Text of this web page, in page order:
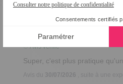
Avis vérifié
Super, c'est plus pratique
30/07/2026